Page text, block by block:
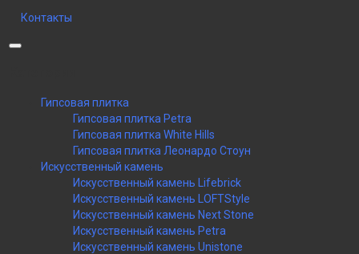
Контакты
Гипсовая плитка
Гипсовая плитка Petra
Гипсовая плитка White Hills
Гипсовая плитка Леонардо Стоун
Искусственный камень
Искусственный камень Lifebrick
Искусственный камень LOFTStyle
Искусственный камень Next Stone
Искусственный камень Petra
Искусственный камень Unistone